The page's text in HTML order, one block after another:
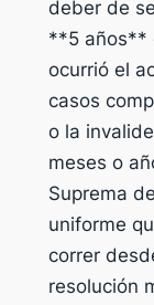
deber de
**5 años**
ocurrió el
casos
o la
meses o
Suprema
uniforme
correr
resolución